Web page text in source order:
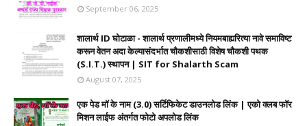
September 06, 2025
शालार्थ ID घोटाळा - शालार्थ प्रणालीमध्ये नियमबाह्यरित्या नावे समाविष्ट
करून वेतन अदा केल्यासंदर्भात चौकशीसाठी विशेष चौकशी पथक
(S.I.T.) स्थापन | SIT for Shalarth Scam
August 07, 2025
एक पेड मॉ के नाम (3.0) सर्टिफिकेट डाउनलोड लिंक | एको क्लब फॉर
मिशन लाईफ अंतर्गत फोटो अपलोड लिंक